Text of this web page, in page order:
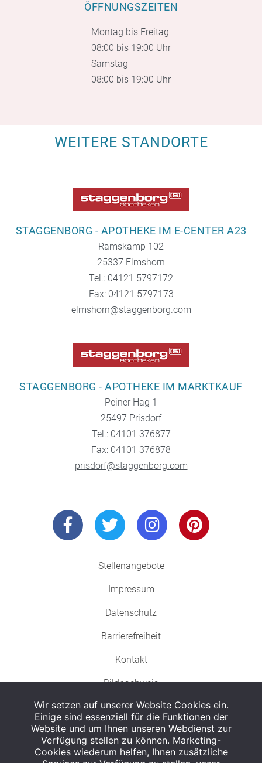
ÖFFNUNGSZEITEN
Montag bis Freitag
08:00 bis 19:00 Uhr
Samstag
08:00 bis 19:00 Uhr
WEITERE STANDORTE
STAGGENBORG - APOTHEKE IM E-CENTER A23
Ramskamp 102
25337 Elmshorn
Tel.: 04121 5797172
Fax: 04121 5797173
elmshorn@staggenborg.com
STAGGENBORG - APOTHEKE IM MARKTKAUF
Peiner Hag 1
25497 Prisdorf
Tel.: 04101 376877
Fax: 04101 376878
prisdorf@staggenborg.com
Stellenangebote
Impressum
Datenschutz
Barrierefreiheit
Kontakt
Bildnachweis
Abgabe in haushaltsüblichen Mengen, solange der Vorrat reicht. Für Druck-
und Satzfehler keine Haftung.
Wir setzen auf unserer Website Cookies ein.
Einige sind essenziell für die Funktionen der
Website und um Ihnen unseren Webdienst zur
Verfügung stellen zu können. Marketing-
Cookies wiederum helfen, Ihnen zusätzliche